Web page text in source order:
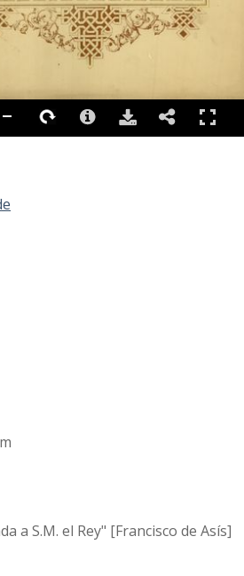
a S.M. el Rey" [Francisco de Asís]